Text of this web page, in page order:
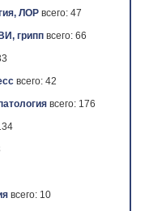
ЛОР всего: 47
грипп всего: 66
всего: 42
всего: 176
всего: 10